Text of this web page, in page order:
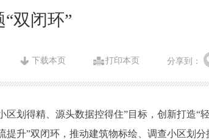
双闭环”
分享到：
打印本页
下载本页
区划得精、源头数据控得住”目标，创新打造“
升”双闭环，推动建筑物标绘、调查小区划分